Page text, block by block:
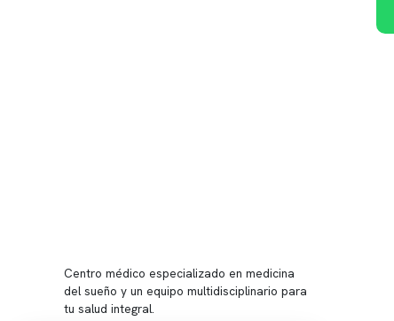
Centro médico especializado en medicina
del sueño y un equipo multidisciplinario para
tu salud integral.